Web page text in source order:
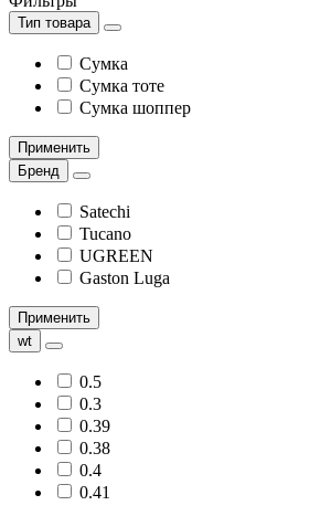
Тип товара
Сумка
Сумка тоте
Сумка шоппер
Применить
Бренд
Satechi
Tucano
UGREEN
Gaston Luga
Применить
wt
0.5
0.3
0.39
0.38
0.4
0.41